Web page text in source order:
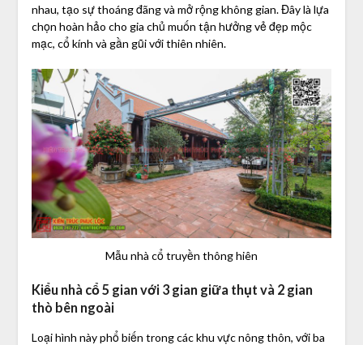
nhau, tạo sự thoáng đãng và mở rộng không gian. Đây là lựa
chọn hoàn hảo cho gia chủ muốn tận hưởng vẻ đẹp mộc
mạc, cổ kính và gần gũi với thiên nhiên.
Mẫu nhà cổ truyền thông hiên
Kiểu nhà cổ 5 gian với 3 gian giữa thụt và 2 gian
thò bên ngoài
Loại hình này phổ biến trong các khu vực nông thôn, với ba